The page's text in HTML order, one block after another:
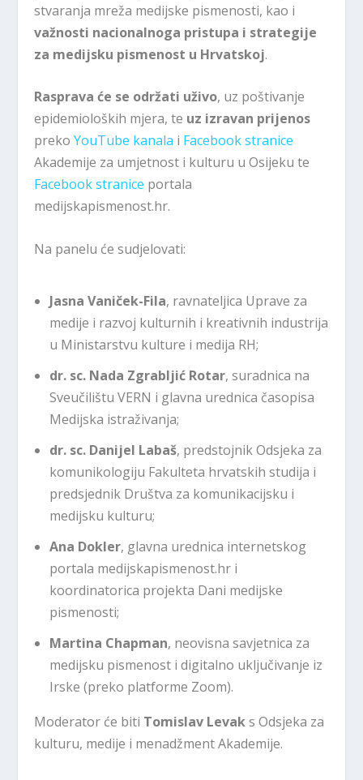
stvaranja mreža medijske pismenosti, kao i
važnosti nacionalnoga pristupa i strategije
za medijsku pismenost u Hrvatskoj.
Rasprava će se održati uživo, uz poštivanje
epidemioloških mjera, te uz izravan prijenos
prekoYouTube kanala i Facebook stranice
Akademije za umjetnost i kulturu u Osijeku te
Facebook stranice portala
medijskapismenost.hr.
Na panelu će sudjelovati:
Jasna Vaniček-Fila, ravnateljica Uprave za
medije i razvoj kulturnih i kreativnih industrija
u Ministarstvu kulture i medija RH;
dr. sc. Nada Zgrabljić Rotar, suradnica na
Sveučilištu VERN i glavna urednica časopisa
Medijska istraživanja;
dr. sc. Danijel Labaš, predstojnik Odsjeka za
komunikologiju Fakulteta hrvatskih studija i
predsjednik Društva za komunikacijsku i
medijsku kulturu;
Ana Dokler, glavna urednica internetskog
portala medijskapismenost.hr i
koordinatorica projekta Dani medijske
pismenosti;
Martina Chapman, neovisna savjetnica za
medijsku pismenost i digitalno uključivanje iz
Irske (preko platforme Zoom).
Moderator će biti Tomislav Levaks Odsjeka za
kulturu, medije i menadžment Akademije.